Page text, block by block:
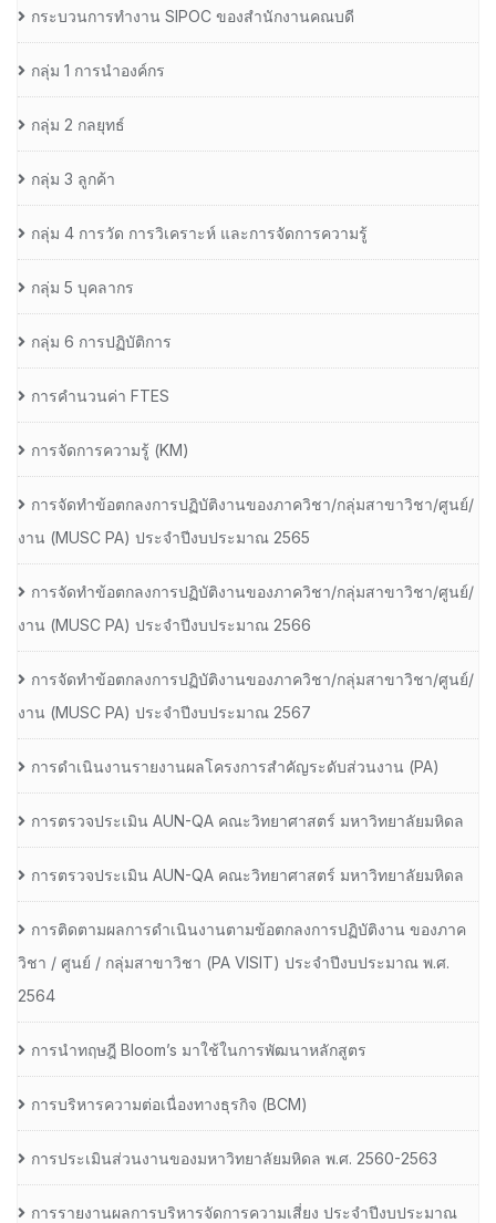
กระบวนการทำงาน SIPOC ของสำนักงานคณบดี
กลุ่ม 1 การนำองค์กร
กลุ่ม 2 กลยุทธ์
กลุ่ม 3 ลูกค้า
กลุ่ม 4 การวัด การวิเคราะห์ และการจัดการความรู้
กลุ่ม 5 บุคลากร
กลุ่ม 6 การปฏิบัติการ
การคำนวนค่า FTES
การจัดการความรู้ (KM)
การจัดทำข้อตกลงการปฏิบัติงานของภาควิชา/กลุ่มสาขาวิชา/ศูนย์/
งาน (MUSC PA) ประจำปีงบประมาณ 2565
การจัดทำข้อตกลงการปฏิบัติงานของภาควิชา/กลุ่มสาขาวิชา/ศูนย์/
งาน (MUSC PA) ประจำปีงบประมาณ 2566
การจัดทำข้อตกลงการปฏิบัติงานของภาควิชา/กลุ่มสาขาวิชา/ศูนย์/
งาน (MUSC PA) ประจำปีงบประมาณ 2567
การดำเนินงานรายงานผลโครงการสำคัญระดับส่วนงาน (PA)
การตรวจประเมิน AUN-QA คณะวิทยาศาสตร์ มหาวิทยาลัยมหิดล
การตรวจประเมิน AUN-QA คณะวิทยาศาสตร์ มหาวิทยาลัยมหิดล
การติดตามผลการดำเนินงานตามข้อตกลงการปฏิบัติงาน ของภาค
วิชา / ศูนย์ / กลุ่มสาขาวิชา (PA VISIT) ประจำปีงบประมาณ พ.ศ.​
2564
การนำทฤษฎี Bloom’s มาใช้ในการพัฒนาหลักสูตร
การบริหารความต่อเนื่องทางธุรกิจ (BCM)
การประเมินส่วนงานของมหาวิทยาลัยมหิดล พ.ศ. 2560-2563
การรายงานผลการบริหารจัดการความเสี่ยง ประจำปีงบประมาณ